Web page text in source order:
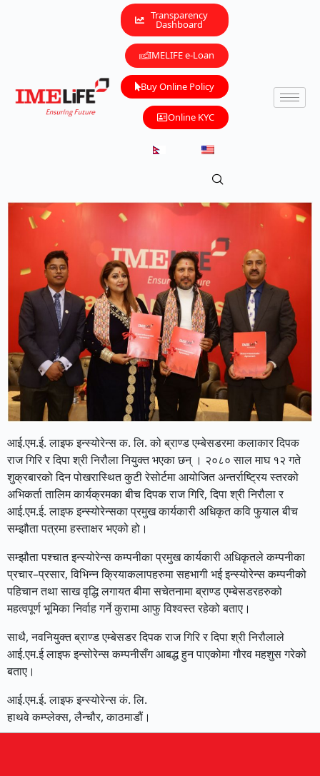
Transparency
Dashboard
IMELIFE e-Loan
Buy Online Policy
Online KYC
आई.एम.ई. लाइफ इन्स्योरेन्स क. लि. को ब्राण्ड एम्बेसडरमा कलाकार दिपक
राज गिरि र दिपा श्री निरौला नियुक्त भएका छन् । २०८० साल माघ १२ गते
शुक्रबारको दिन पोखरास्थित कुटी रेसोर्टमा आयोजित अन्तर्राष्ट्रिय स्तरको
अभिकर्ता तालिम कार्यक्रमका बीच दिपक राज गिरि, दिपा श्री निरौला र
आई.एम.ई. लाइफ इन्स्योरेन्सका प्रमुख कार्यकारी अधिकृत कवि फुयाल बीच
सम्झौता पत्रमा हस्ताक्षर भएको हो।
सम्झौता पश्चात इन्स्योरेन्स कम्पनीका प्रमुख कार्यकारी अधिकृतले कम्पनीका
प्रचार–प्रसार, विभिन्न क्रियाकलापहरुमा सहभागी भई इन्स्योरेन्स कम्पनीको
पहिचान तथा साख वृद्धि लगायत बीमा सचेतनामा ब्राण्ड एम्बेसडरहरुको
महत्वपूर्ण भूमिका निर्वाह गर्ने कुरामा आफु विश्वस्त रहेको बताए।
साथै, नवनियुक्त ब्राण्ड एम्बेसडर दिपक राज गिरि र दिपा श्री निरौलाले
आई.एम.ई लाइफ इन्सोरेन्स कम्पनीसँग आबद्ध हुन पाएकोमा गौरव महशुस गरेको
बताए।
आई.एम.ई. लाइफ इन्स्योरेन्स कं. लि.
हाथवे कम्प्लेक्स, लैन्चौर, काठमाडौं।